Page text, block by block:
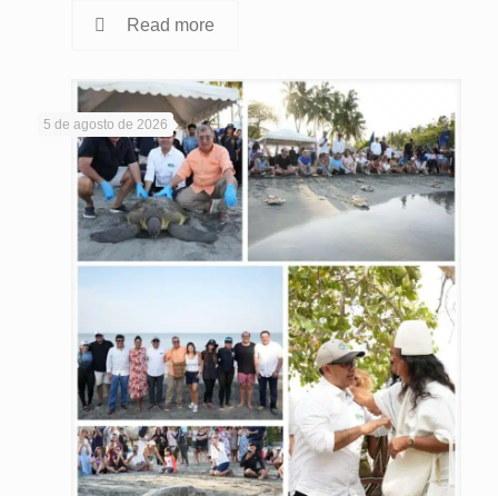
Read more
5 de agosto de 2026